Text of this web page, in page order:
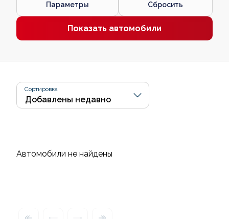
Параметры Сбросить
Показать автомобили
Сортировка
Автомобили не найдены